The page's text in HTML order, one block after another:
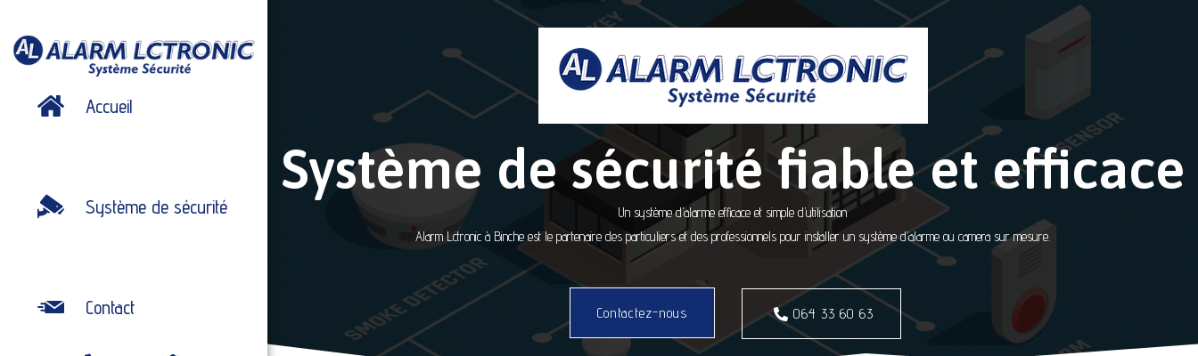
Accueil
Système de sécurité
Contact
Système de sécurité fiable et efficace
Un système d’alarme efficace et simple d’utilisation
Alarm Lctronic à Binche est le partenaire des particuliers et des professionnels pour installer un système d’alarme ou camera sur mesure.
Contactez-nous 064 33 60 63